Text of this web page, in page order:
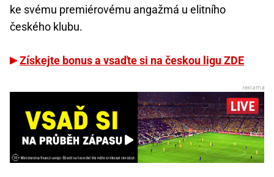
ke svému premiérovému angažmá u elitního
českého klubu.
Získejte bonus a vsaďte si na českou ligu ZDE